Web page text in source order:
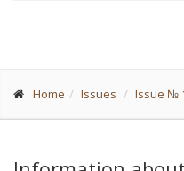
Home Issues Issue №